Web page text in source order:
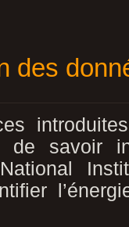
des
savoir